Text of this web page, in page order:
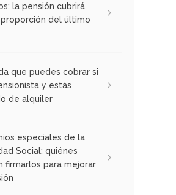
la pensión cubrirá
del último
que puedes cobrar si
y estás
de alquiler
especiales de la
Social: quiénes
firmarlos para mejorar